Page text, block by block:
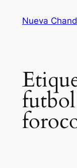
Nueva